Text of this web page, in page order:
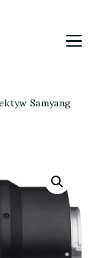
Samyang